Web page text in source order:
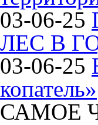
03-06-25
ЛЕС В
03-06-25
копатель»
САМОЕ